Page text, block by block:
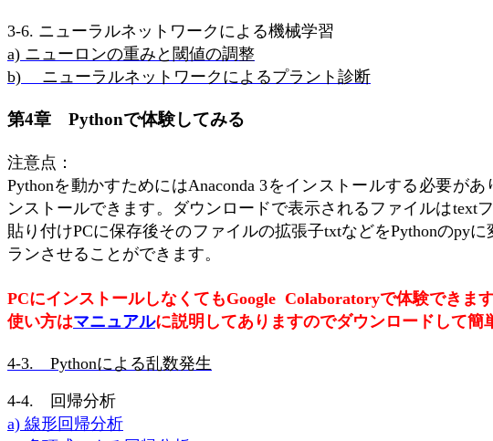
3-6. ニューラルネットワークによる機械学習
a) ニューロンの重みと閾値の調整
b) ニューラルネットワークによるプラント診断
第4章 Pythonで体験してみる
注意点：
Pythonを動かすためにはAnaconda 3をインストールする必要が
ンストールできます。ダウンロードで表示されるファイルはtext
貼り付けPCに保存後そのファイルの拡張子txtなどをPythonのpyに
ランさせることができます。
PCにインストールしなくてもGoogle Colaboratoryで体験できます
使い方はマニュアルに説明してありますのでダウンロードして簡
4-3. Pythonによる乱数発生
4-4. 回帰分析
a) 線形回帰分析